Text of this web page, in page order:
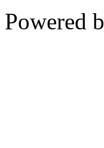
Powered